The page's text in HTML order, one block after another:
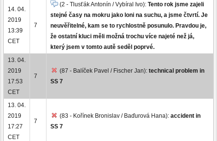
14. 04.
2019
13:39
CET
7
(2 - Tlusťák Antonín / Vybíral Ivo): Tento rok jsme zajeli
stejné časy na mokru jako loni na suchu, a jsme čtvrtí. Je
neuvěřitelné, kam se to rychlostně posunulo. Pravdou je,
že ostatní kluci měli možná trochu více najeté než já,
který jsem v tomto autě seděl poprvé.
13. 04.
2019
17:53
CET
7
(87 - Balíček Pavel / Fischer Jan): technical problem in
SS 7
13. 04.
2019
17:27
CET
7
(83 - Kořínek Bronislav / Baďurová Hana): accident in
SS 7